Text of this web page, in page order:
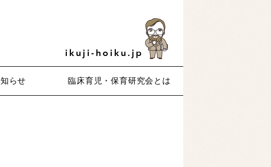
らせ 臨床育児・保育研究会とは